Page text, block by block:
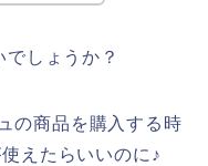
しょうか？
の商品を購入する時
えたらいいのに♪